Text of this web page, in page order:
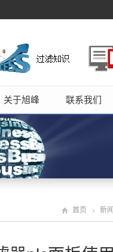
关于旭峰 联系我们
首页 新